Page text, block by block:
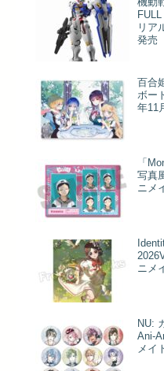
リア
発売
百合
ボー
年11
「
写真
ニメ
ニメ
NU:
Ani-
メイ